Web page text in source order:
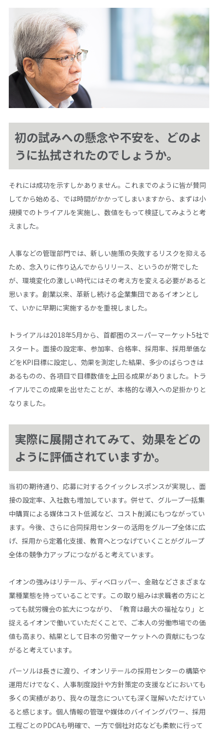
初の試みへの懸念や不安を、どのよ
うに払拭されたのでしょうか。
それには成功を示すしかありません。これまでのように皆が賛同
してから始める、では時間がかかってしまいますから、まずは小
規模でのトライアルを実施し、数値をもって検証してみようと考
えました。
人事などの管理部門では、新しい施策の失敗するリスクを抑える
ため、念入りに作り込んでからリリース、というのが常でした
が、環境変化の激しい時代にはその考え方を変える必要があると
思います。創業以来、革新し続ける企業集団であるイオンとし
て、いかに早期に実施するかを重視しました。
トライアルは2018年5月から、首都圏のスーパーマーケット5社で
スタート。面接の設定率、参加率、合格率、採用率、採用単価な
どをKPI目標に設定し、効果を測定した結果、多少のばらつきは
あるものの、各項目で目標数値を上回る成果がありました。トラ
イアルでこの成果を出せたことが、本格的な導入への足掛かりと
なりました。
実際に展開されてみて、効果をどの
ように評価されていますか。
当初の期待通り、応募に対するクイックレスポンスが実現し、面
接の設定率、入社数も増加しています。併せて、グループ一括集
中購買による媒体コスト低減など、コスト削減にもつながってい
ます。今後、さらに合同採用センターの活用をグループ全体に広
げ、採用から定着化支援、教育へとつなげていくことがグループ
全体の競争力アップにつながると考えています。
イオンの強みはリテール、ディベロッパー、金融などさまざまな
業種業態を持っていることです。この取り組みは求職者の方にと
っても就労機会の拡大につながり、「教育は最大の福祉なり」と
捉えるイオンで働いていただくことで、ご本人の労働市場での価
値も高まり、結果として日本の労働マーケットへの貢献にもつな
がると考えています。
パーソルは長きに渡り、イオンリテールの採用センターの構築や
運用だけでなく、人事制度設計や方針策定の支援などにおいても
多くの実績があり、我々の理念についても深く理解いただけてい
ると感じます。個人情報の管理や媒体のバイイングパワー、採用
工程ごとのPDCAも明確で、一方で個社対応なども柔軟に行って